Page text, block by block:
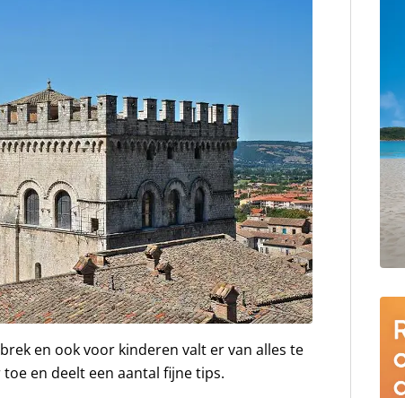
en ook voor kinderen valt er van alles te
en deelt een aantal fijne tips.